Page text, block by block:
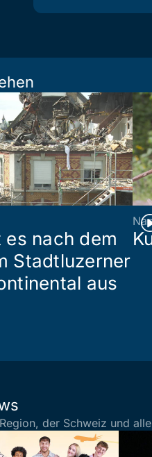
es nach dem
Stadtluzerner
aus
der Schweiz und